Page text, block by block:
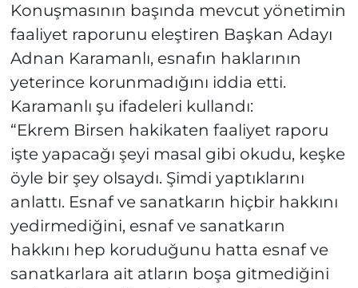
Konuşmasının başında mevcut yönetimin
faaliyet raporunu eleştiren Başkan Adayı
Adnan Karamanlı, esnafın haklarının
yeterince korunmadığını iddia etti.
Karamanlı şu ifadeleri kullandı:
“Ekrem Birsen hakikaten faaliyet raporu
işte yapacağı şeyi masal gibi okudu, keşke
öyle bir şey olsaydı. Şimdi yaptıklarını
anlattı. Esnaf ve sanatkarın hiçbir hakkını
yedirmediğini, esnaf ve sanatkarın
hakkını hep koruduğunu hatta esnaf ve
sanatkarlara ait atların boşa gitmediğini